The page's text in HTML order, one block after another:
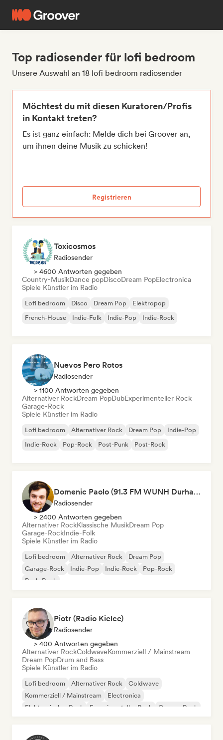
Top radiosender für lofi bedroom
Unsere Auswahl an 18 lofi bedroom radiosender
Möchtest du mit diesen Kuratoren/Profis
in Kontakt treten?
Es ist ganz einfach: Melde dich bei Groover an,
um ihnen deine Musik zu schicken!
Registrieren
Toxicosmos
Radiosender
> 4600 Antworten gegeben
Country-MusikDance popDiscoDream PopElectronica
Spiele Künstler im Radio
Lofi bedroom Disco Dream Pop
Elektropop
French-House
Indie-Folk Indie-Pop Indie-Rock
Nuevos Pero Rotos
Radiosender
> 1100 Antworten gegeben
Alternativer RockDream PopDubExperimenteller Rock
Garage-Rock
Spiele Künstler im Radio
Lofi bedroom Alternativer Rock Dream Pop
Indie-Pop
Indie-Rock
Pop-Rock Post-Punk Post-Rock
Domenic Paolo (91.3 FM WUNH Durham)
Radiosender
> 2400 Antworten gegeben
Alternativer RockKlassische MusikDream Pop
Garage-RockIndie-Folk
Spiele Künstler im Radio
Lofi bedroom Alternativer Rock
Dream Pop
Garage-Rock
Indie-Pop Indie-Rock
Pop-Rock
Punk-Rock
Piotr (Radio Kielce)
Radiosender
> 400 Antworten gegeben
Alternativer RockColdwaveKommerziell / Mainstream
Dream PopDrum and Bass
Spiele Künstler im Radio
Lofi bedroom Alternativer Rock
Coldwave
Kommerziell / Mainstream
Electronica
Elektronischer Rock
Experimenteller Rock Garage-Rock